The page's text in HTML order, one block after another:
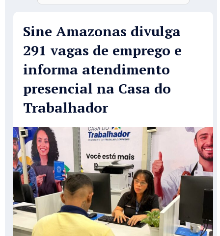
Sine Amazonas divulga
291 vagas de emprego e
informa atendimento
presencial na Casa do
Trabalhador